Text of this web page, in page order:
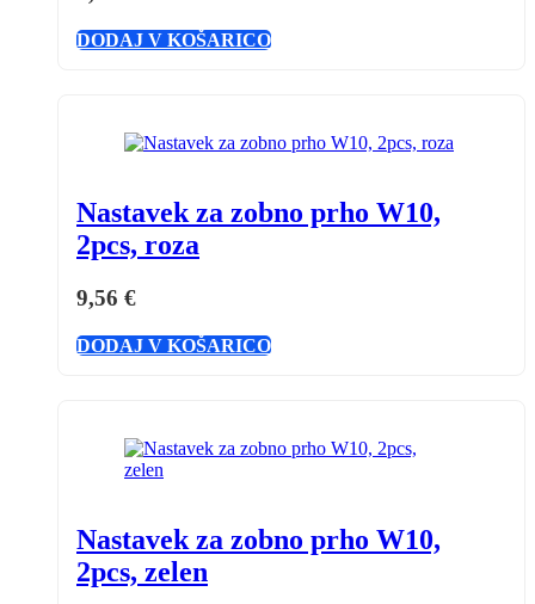
DODAJ V KOŠARICO
Nastavek za zobno prho W10,
2pcs, roza
9,56 €
DODAJ V KOŠARICO
Nastavek za zobno prho W10,
2pcs, zelen